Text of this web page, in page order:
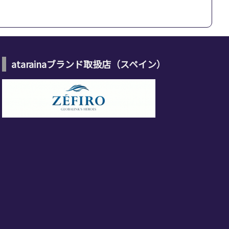
atarainaブランド取扱店（スペイン）